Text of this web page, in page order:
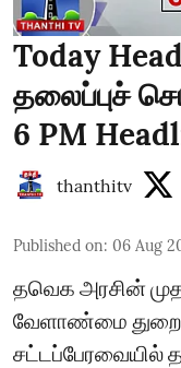
Today
தலைப்புச்
6 PM
thanthitv
Published on: 06 Aug
தவெக அரசின்
வேளாண்மை
சட்டப்பேரவையில்